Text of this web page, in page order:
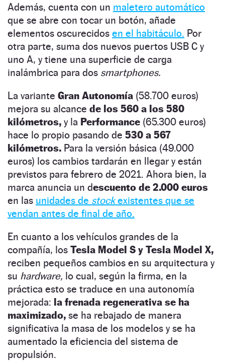
Además, cuenta con un maletero automático
que se abre con tocar un botón, añade
elementos oscurecidos en el habitáculo. Por
otra parte, suma dos nuevos puertos USB C y
uno A, y tiene una superficie de carga
inalámbrica para dos smartphones.
La variante Gran Autonomía (58.700 euros)
mejora su alcance de los 560 a los 580
kilómetros, y la Performance (65.300 euros)
hace lo propio pasando de 530 a 567
kilómetros. Para la versión básica (49.000
euros) los cambios tardarán en llegar y están
previstos para febrero de 2021. Ahora bien, la
marca anuncia un descuento de 2.000 euros
en las unidades de stockexistentes que se
vendan antes de final de año.
En cuanto a los vehículos grandes de la
compañía, los Tesla Model S y Tesla Model X,
reciben pequeños cambios en su arquitectura y
su hardware, lo cual, según la firma, en la
práctica esto se traduce en una autonomía
mejorada: la frenada regenerativa se ha
maximizado, se ha rebajado de manera
significativa la masa de los modelos y se ha
aumentado la eficiencia del sistema de
propulsión.